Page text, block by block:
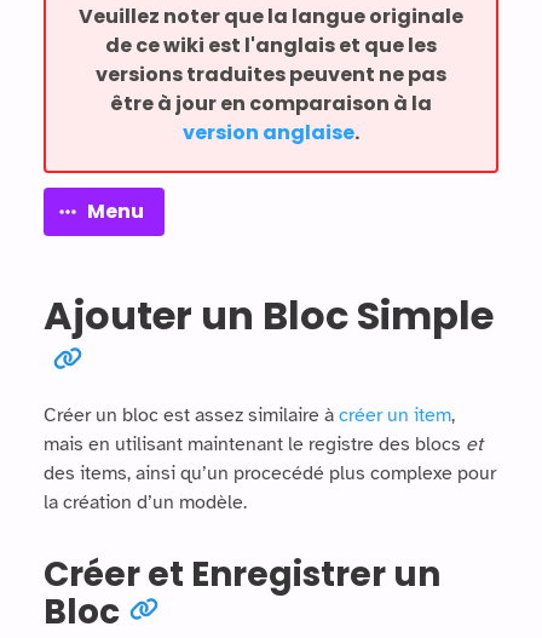
Veuillez noter que la langue originale
de ce wiki est l'anglais et que les
versions traduites peuvent ne pas
être à jour en comparaison à la
version anglaise.
Menu
Ajouter un Bloc Simple
Créer un bloc est assez similaire à créer un item,
mais en utilisant maintenant le registre des blocs et
des items, ainsi qu’un procecédé plus complexe pour
la création d’un modèle.
Créer et Enregistrer un
Bloc